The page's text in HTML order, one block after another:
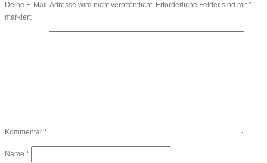
Deine E-Mail-Adresse wird nicht veröffentlicht. Erforderliche Felder sind mit*
markiert
Kommentar *
Name *